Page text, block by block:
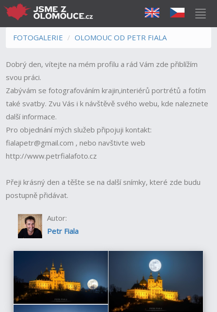
FOTOGALERIE OLOMOUC OD PETR FIALA
Dobrý den, vítejte na mém profilu a rád Vám zde přiblížím
svou práci.
Zabývám se fotografováním krajin,interiérů portrétů a fotím
také svatby. Zvu Vás i k návštěvě svého webu, kde naleznete
další informace.
Pro objednání mých služeb připojuji kontakt:
fialapetr@gmail.com , nebo navštivte web
http://www.petrfialafoto.cz
Přeji krásný den a těšte se na další snímky, které zde budu
postupně přidávat.
Autor:
Petr Fiala